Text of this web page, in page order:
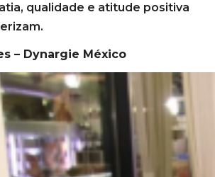
qualidade e atitude positiva
– Dynargie México